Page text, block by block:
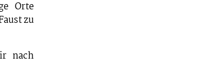
Orte
zu
nach